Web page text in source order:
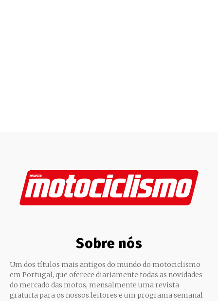
Sobre nós
Um dos títulos mais antigos do mundo do motociclismo
em Portugal, que oferece diariamente todas as novidades
do mercado das motos, mensalmente uma revista
gratuita para os nossos leitores e um programa semanal